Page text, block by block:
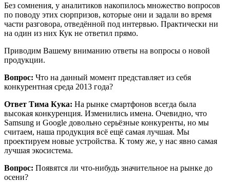
Без сомнения, у аналитиков накопилось множество вопросов
по поводу этих сюрпризов, которые они и задали во время
части разговора, отведённой под интервью. Практически ни
на один из них Кук не ответил прямо.
Приводим Вашему вниманию ответы на вопросы о новой
продукции.
Вопрос: Что на данный момент представляет из себя
конкурентная среда 2013 года?
Ответ Тима Кука: На рынке смартфонов всегда была
высокая конкуренция. Изменились имена. Очевидно, что
Samsung и Google довольно серьёзные конкуренты, но мы
считаем, наша продукция всё ещё самая лучшая. Мы
проектируем новые устройства. К тому же, у нас явно самая
лучшая экосистема.
Вопрос: Появятся ли что-нибудь значительное на рынке до
осени?